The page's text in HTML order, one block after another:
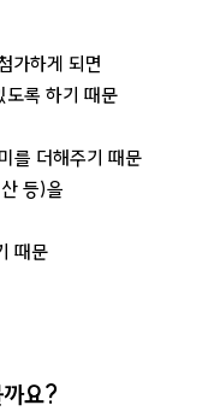
가하게 되면
도록 하기 때문
를 더해주기 때문
등)을
때문
요?